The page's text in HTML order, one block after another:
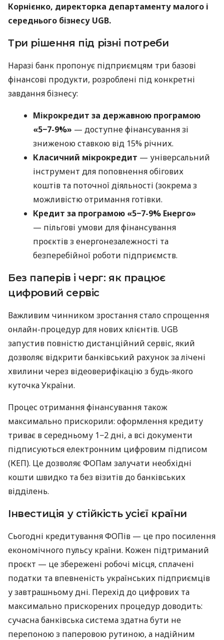
Корнієнко, директорка департаменту малого і
середнього бізнесу UGB.
Три рішення під різні потреби
Наразі банк пропонує підприємцям три базові
фінансові продукти, розроблені під конкретні
завдання бізнесу:
Мікрокредит за державною програмою
«5−7-9%» — доступне фінансування зі
зниженою ставкою від 15% річних.
Класичний мікрокредит — універсальний
інструмент для поповнення обігових
коштів та поточної діяльності (зокрема з
можливістю отримання готівки.
Кредит за програмою «5−7-9% Енерго»
— пільгові умови для фінансування
проєктів з енергонезалежності та
безперебійної роботи підприємств.
Без паперів і черг: як працює
цифровий сервіс
Важливим чинником зростання стало спрощення
онлайн-процедур для нових клієнтів. UGB
запустив повністю дистанційний сервіс, який
дозволяє відкрити банківський рахунок за лічені
хвилини через відеоверифікацію з будь-якого
куточка України.
Процес отримання фінансування також
максимально прискорили: оформлення кредиту
триває в середньому 1−2 дні, а всі документи
підписуються електронним цифровим підписом
(КЕП). Це дозволяє ФОПам залучати необхідні
кошти швидко та без візитів до банківських
відділень.
Інвестиція у стійкість усієї країни
Сьогодні кредитування ФОПів — це про посилення
економічного пульсу країни. Кожен підтриманий
проєкт — це збережені робочі місця, сплачені
податки та впевненість українських підприємців
у завтрашньому дні. Перехід до цифрових та
максимально прискорених процедур доводить:
сучасна банківська система здатна бути не
перепоною з паперовою рутиною, а надійним